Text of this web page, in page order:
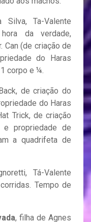
Ta-Valente
da verdade,
Can (de criação de
do Haras
corpo e ¼.
de criação do
do Haras
Trick, de criação
propriedade de
a quadrifeta de
Tá-Valente
Tempo de
, filha de Agnes